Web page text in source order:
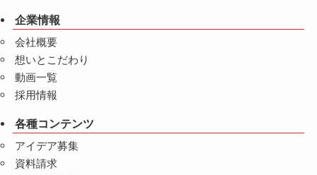
企業情報
会社概要
想いとこだわり
動画一覧
採用情報
各種コンテンツ
アイデア募集
資料請求